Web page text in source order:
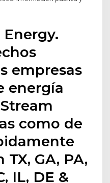
empresas
energía
como de
GA, PA,
IL, DE &